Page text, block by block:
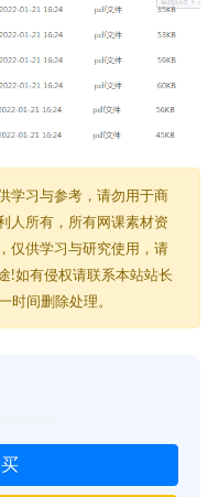
学习与参考，请勿用于商
人所有，所有网课素材资
仅供学习与研究使用，请
!如有侵权请联系本站站长
时间删除处理。